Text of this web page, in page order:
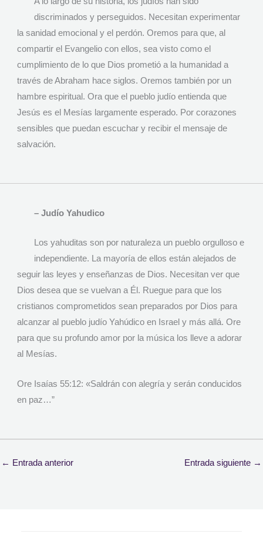
discriminados y perseguidos. Necesitan experimentar
la sanidad emocional y el perdón. Oremos para que, al
compartir el Evangelio con ellos, sea visto como el
cumplimiento de lo que Dios prometió a la humanidad a
través de Abraham hace siglos. Oremos también por un
hambre espiritual. Ora que el pueblo judío entienda que
Jesús es el Mesías largamente esperado. Por corazones
sensibles que puedan escuchar y recibir el mensaje de
salvación.
– Judío Yahudico
Los yahuditas son por naturaleza un pueblo orgulloso e
independiente. La mayoría de ellos están alejados de
seguir las leyes y enseñanzas de Dios. Necesitan ver que
Dios desea que se vuelvan a Él. Ruegue para que los
cristianos comprometidos sean preparados por Dios para
alcanzar al pueblo judío Yahúdico en Israel y más allá. Ore
para que su profundo amor por la música los lleve a adorar
al Mesías.
Ore Isaías 55:12: «Saldrán con alegría y serán conducidos
en paz…”
← Entrada anterior Entrada siguiente →